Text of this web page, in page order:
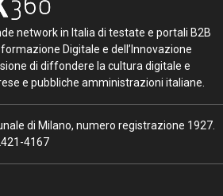
network in Italia di testate e portali B2B
Digitale e dell’Innovazione
di diffondere la cultura digitale e
e pubbliche amministrazioni italiane.
di Milano, numero registrazione 1927.
4167